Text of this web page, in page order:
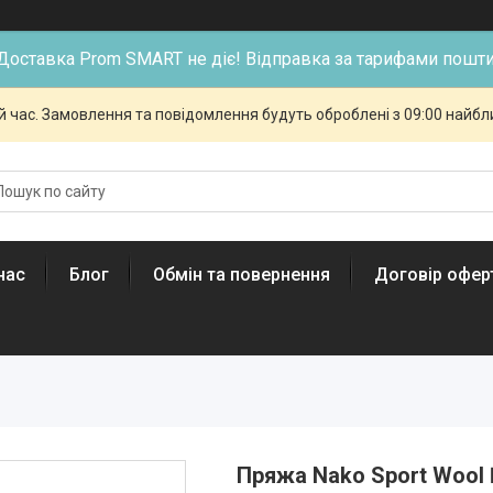
Prom SMART не діє! Відправка за тарифами
час. Замовлення та повідомлення будуть оброблені з 09:00
Блог Обмін та повернення Договір
Пряжа Nako Sport